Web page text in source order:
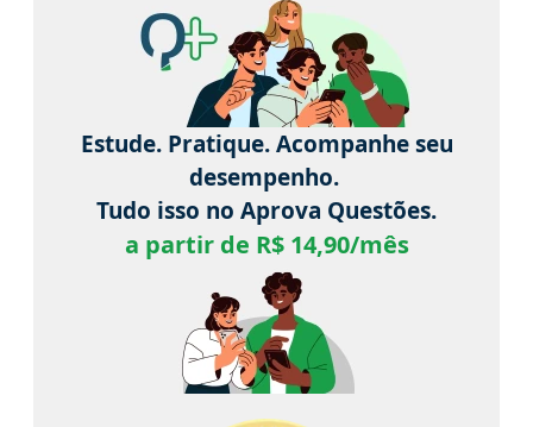
Estude. Pratique. Acompanhe seu
desempenho.
Tudo isso no Aprova Questões.
a partir de R$ 14,90/mês